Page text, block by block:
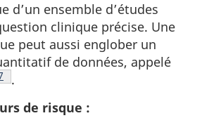
d’un ensemble d’études
clinique précise. Une
peut aussi englober un
de données, appelé
de bas de page
.
de risque :